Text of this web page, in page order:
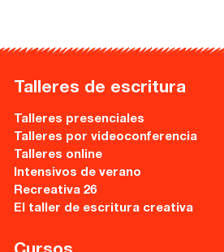
Talleres de escritura
Talleres presenciales
Talleres por videoconferencia
Talleres online
Intensivos de verano
Recreativa 26
El taller de escritura creativa